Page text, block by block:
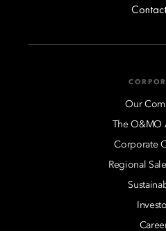
Our
The O&MO
Corporate
Regional